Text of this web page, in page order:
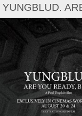
YUNGBLUD.